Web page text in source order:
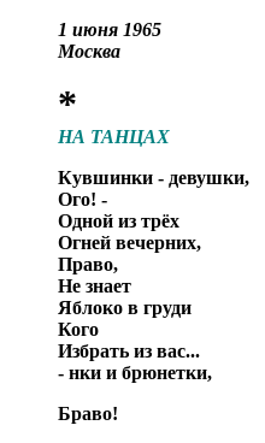
1 июня 1965
Москва
*
НА ТАНЦАХ
Кувшинки - девушки,
Ого! -
Одной из трёх
Огней вечерних,
Право,
Не знает
Яблоко в груди
Кого
Избрать из вас...
- нки и брюнетки,
Браво!